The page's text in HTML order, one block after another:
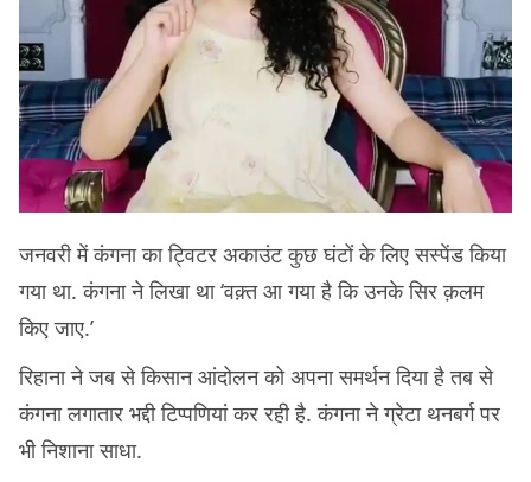
जनवरी में कंगना का ट्विटर अकाउंट कुछ घंटों के लिए सस्पेंड किया
गया था. कंगना ने लिखा था ‘वक़्त आ गया है कि उनके सिर क़लम
किए जाए.’
रिहाना ने जब से किसान आंदोलन को अपना समर्थन दिया है तब से
कंगना लगातार भद्दी टिप्पणियां कर रही है. कंगना ने ग्रेटा थनबर्ग पर
भी निशाना साधा.